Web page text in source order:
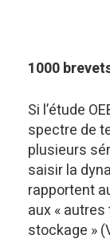
1000
Si l’étude
spectre de
plusieurs
saisir la
rapportent
aux «
stockage »